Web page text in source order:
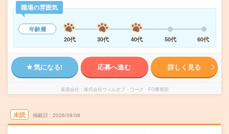
職場の雰囲気
年齢層
20代
30代 40代 50代 60代
気になる! 応募へ進む 詳しく見る
派遣会社 株式会社ウィルオブ・ワーク FO事業部
未読 掲載日 2026/08/08